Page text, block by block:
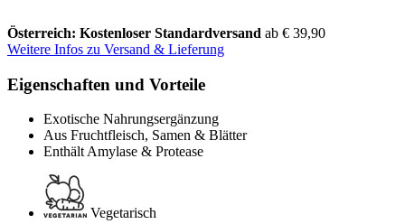
Österreich: Kostenloser Standardversand ab € 39,90
Weitere Infos zu Versand & Lieferung
Eigenschaften und Vorteile
Exotische Nahrungsergänzung
Aus Fruchtfleisch, Samen & Blätter
Enthält Amylase & Protease
Vegetarisch